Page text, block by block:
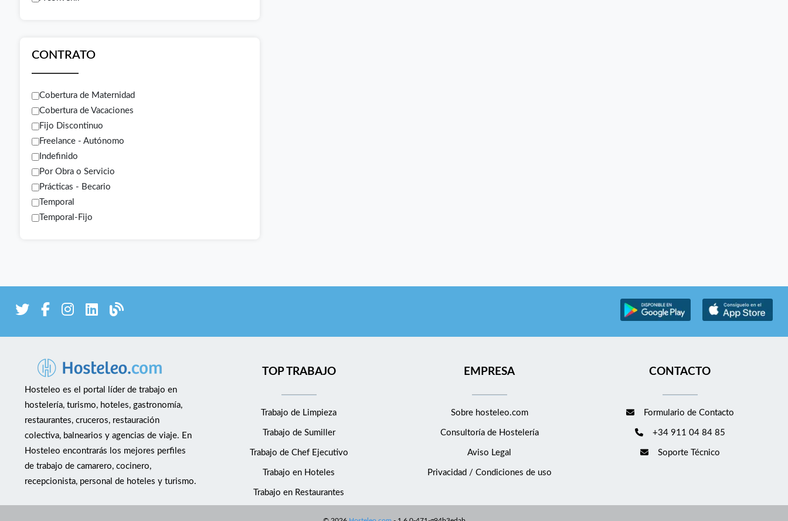
CONTRATO
Cobertura de Maternidad
Cobertura de Vacaciones
Fijo Discontinuo
Freelance - Autónomo
Indefinido
Por Obra o Servicio
Prácticas - Becario
Temporal
Temporal-Fijo
Hosteleo es el portal líder de trabajo en
hostelería, turismo, hoteles, gastronomía,
restaurantes, cruceros, restauración
colectiva, balnearios y agencias de viaje. En
Hosteleo encontrarás los mejores perfiles
de trabajo de camarero, cocinero,
recepcionista, personal de hoteles y turismo.
TOP TRABAJO
Trabajo de Limpieza
Trabajo de Sumiller
Trabajo de Chef Ejecutivo
Trabajo en Hoteles
Trabajo en Restaurantes
EMPRESA
Sobre hosteleo.com
Consultoría de Hostelería
Aviso Legal
Privacidad / Condiciones de uso
CONTACTO
Formulario de Contacto
+34 911 04 84 85
Soporte Técnico